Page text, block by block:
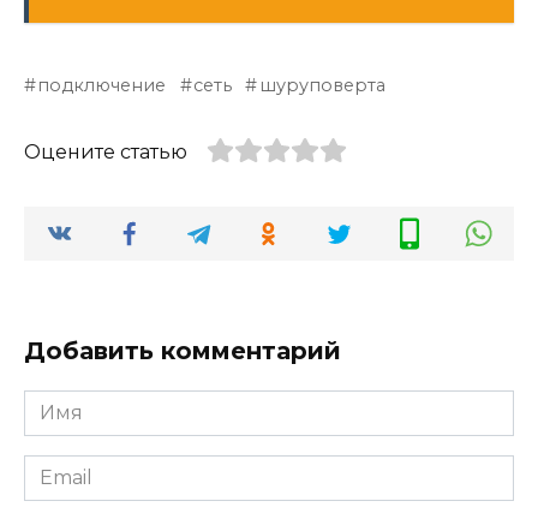
подключение сеть шуруповерта
Оцените статью
Добавить комментарий
Имя
*
Email
*